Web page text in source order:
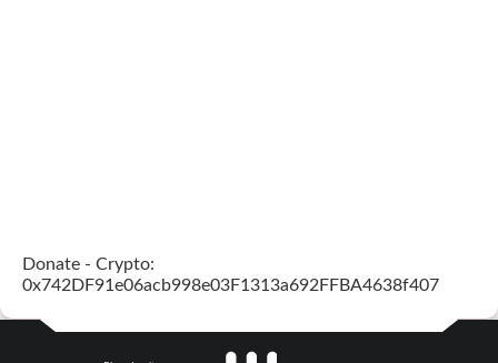
Donate - Crypto:
0x742DF91e06acb998e03F1313a692FFBA4638f407